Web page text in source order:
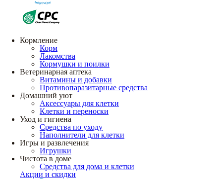
Кормление
Корм
Лакомства
Кормушки и поилки
Ветеринарная аптека
Витамины и добавки
Противопаразитарные средства
Домашний уют
Аксессуары для клетки
Клетки и переноски
Уход и гигиена
Средства по уходу
Наполнители для клетки
Игры и развлечения
Игрушки
Чистота в доме
Средства для дома и клетки
Акции и скидки